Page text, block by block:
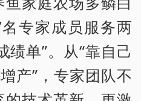
专家成员服务两
绩单”。从“靠自己
产”，专家团队不